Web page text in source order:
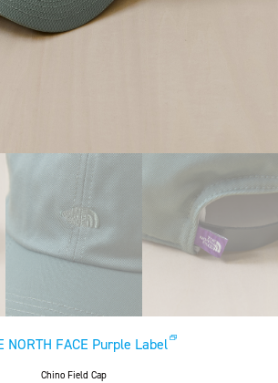
NORTH FACE Purple Label
Chino Field Cap